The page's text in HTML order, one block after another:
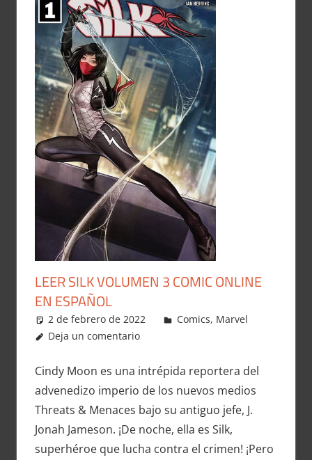
LEER SILK VOLUMEN 3 COMIC ONLINE
EN ESPAÑOL
2 de febrero de 2022 Carlitox Banana
Comics, Marvel
Deja un comentario
Cindy Moon es una intrépida reportera del
advenedizo imperio de los nuevos medios
Threats & Menaces bajo su antiguo jefe, J.
Jonah Jameson. ¡De noche, ella es Silk,
superhéroe que lucha contra el crimen! ¡Pero